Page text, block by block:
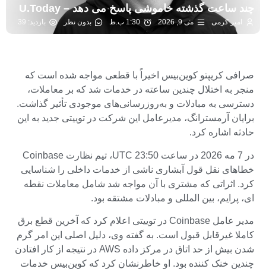
چند ساعت گذشته خاموشی پاسخ می دهد – U.Today
امیر کرمی می 9, 2026 1:30 ب.ظ بدون نظر بازدید: 39
صرافی کریپتو کوین‌بیس اخیراً با قطعی مواجه شده است که
منجر به اختلال چندین ساعته در خدمات شد که بر معاملات،
دسترسی به مبادلات و به‌روزرسانی‌های موجودی تأثیر گذاشت.
برایان آرمسترانگ، مدیرعامل این شرکت در توییتی جدید به این
حادثه اشاره کرد.
در 7 مه 2026 در ساعت 23:50 UTC، تیم نظارت Coinbase
خطاهای نقل قول آبشاری ناشی از خدمات داخلی را شناسایی
کرد. اثراتی که مشتری با آن مواجه شد شامل معاملات نقطه
ای، پرایم، بین المللی و مبادلات مشتقه بود.
مدیر عامل Coinbase در توییتی اعلام کرد که آخرین قطع برق
کاملا غیرقابل قبول است. به گفته وی، دلیل اصلی این امر گرم
شدن بیش از حد اتاق در مرکز داده AWS در نتیجه از کار افتادن
چندین خنک کننده بود. او خاطرنشان کرد که کوین‌بیس خدمات